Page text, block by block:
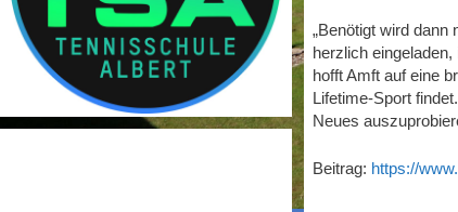
„Benötigt wird dann
herzlich
hofft Amft auf eine
Lifetime-Sport
Neues
Beitrag: https://